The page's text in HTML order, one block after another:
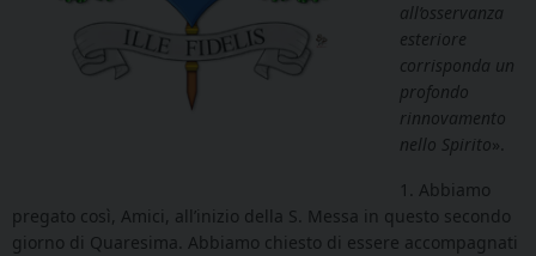
all’osservanza
esteriore
corrisponda un
profondo
rinnovamento
nello Spirito».
1. Abbiamo
pregato così, Amici, all’inizio della S. Messa in questo secondo
giorno di Quaresima. Abbiamo chiesto di essere accompagnati